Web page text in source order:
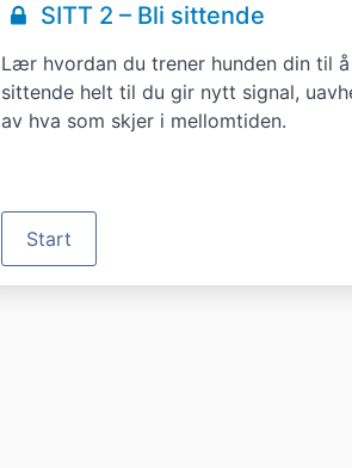
SITT 2 – Bli sittende
Lær hvordan du trener hunden din til
sittende helt til du gir nytt signal,
av hva som skjer i mellomtiden.
Start